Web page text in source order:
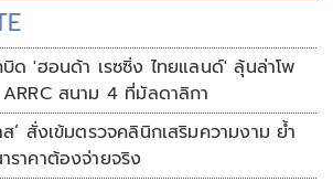
ด 'ฮอนด้า เรซซิ่ง ไทยแลนด์' ลุ้นล่าโพ
สนาม 4 ที่มัลดาลิกา
ส’ สั่งเข้มตรวจคลินิกเสริมความงาม ย้ำ
ราคาต้องจ่ายจริง